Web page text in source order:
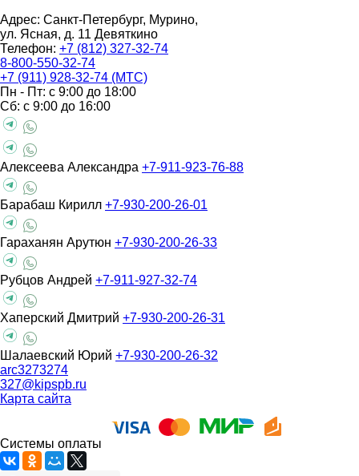
Адрес: Санкт-Петербург, Мурино,
ул. Ясная, д. 11 Девяткино
Телефон: +7 (812) 327-32-74
8-800-550-32-74
+7 (911) 928-32-74 (МТС)
Пн - Пт: с 9:00 до 18:00
Сб: с 9:00 до 16:00
Алексеева Александра +7-911-923-76-88
Барабаш Кирилл +7-930-200-26-01
Гараханян Арутюн +7-930-200-26-33
Рубцов Андрей +7-911-927-32-74
Хаперский Дмитрий +7-930-200-26-31
Шалаевский Юрий +7-930-200-26-32
arc3273274
327@kipspb.ru
Карта сайта
Системы оплаты